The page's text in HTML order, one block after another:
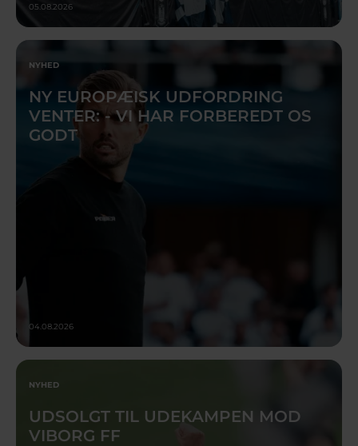
05.08.2026
NYHED
NY EUROPÆISK UDFORDRING
VENTER: - VI HAR FORBEREDT OS
GODT
04.08.2026
NYHED
UDSOLGT TIL UDEKAMPEN MOD
VIBORG FF